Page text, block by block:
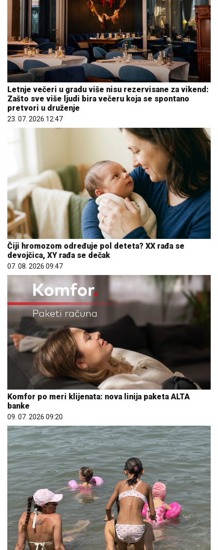
Letnje večeri u gradu više nisu rezervisane za vikend:
Zašto sve više ljudi bira večeru koja se spontano
pretvori u druženje
23. 07. 2026 12:47
Čiji hromozom određuje pol deteta? XX rađa se
devojčica, XY rađa se dečak
07. 08. 2026 09:47
Komfor po meri klijenata: nova linija paketa ALTA
banke
09. 07. 2026 09:20